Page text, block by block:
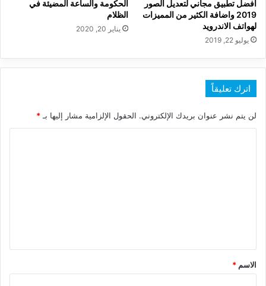
افضل تطبيق مجاني لتعديل الصور
2019 واضافة الكثير من المميزات
لهواتف الاندرويد
يوليو 22, 2019
الحكومة والساعة المضيئة في
الظلام
يناير 20, 2020
اترك تعليقاً
لن يتم نشر عنوان بريدك الإلكتروني. الحقول الإلزامية مشار إليها بـ *
*
الاسم *